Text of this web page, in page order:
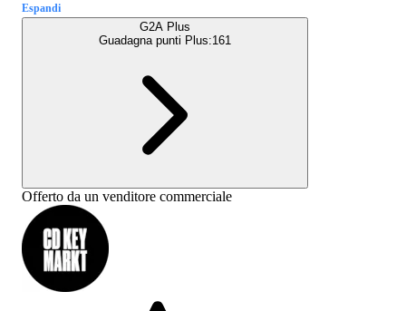
Espandi
G2A Plus
Guadagna punti Plus:161
Offerto da un venditore commerciale